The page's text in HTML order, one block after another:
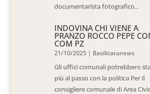
documentarista fotografico...
INDOVINA CHI VIENE A
PRANZO ROCCO PEPE
COM PZ
21/10/2025 | Basilicatanews
Gli uffici comunali potrebbero
più al passo con la politica Per il
consigliere comunale di Area